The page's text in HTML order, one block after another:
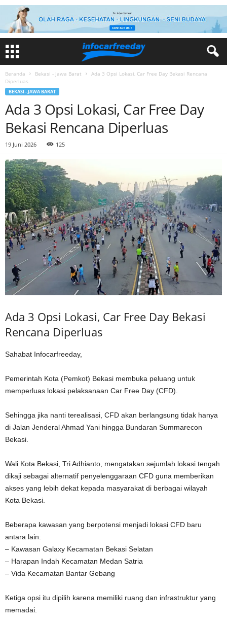
Beranda Bekasi - Jawa Barat
Ada 3 Opsi Lokasi, Car Free Day Bekasi Rencana
Diperluas
BEKASI - JAWA BARAT
Ada 3 Opsi Lokasi, Car Free Day
Bekasi Rencana Diperluas
19 Juni 2026 125
Ada 3 Opsi Lokasi, Car Free Day Bekasi
Rencana Diperluas
Sahabat Infocarfreeday,
Pemerintah Kota (Pemkot) Bekasi membuka peluang untuk
memperluas lokasi pelaksanaan Car Free Day (CFD).
Sehingga jika nanti terealisasi, CFD akan berlangsung tidak hanya
di Jalan Jenderal Ahmad Yani hingga Bundaran Summarecon
Bekasi.
Wali Kota Bekasi, Tri Adhianto, mengatakan sejumlah lokasi tengah
dikaji sebagai alternatif penyelenggaraan CFD guna memberikan
akses yang lebih dekat kepada masyarakat di berbagai wilayah
Kota Bekasi.
Beberapa kawasan yang berpotensi menjadi lokasi CFD baru
antara lain:
– Kawasan Galaxy Kecamatan Bekasi Selatan
– Harapan Indah Kecamatan Medan Satria
– Vida Kecamatan Bantar Gebang
Ketiga opsi itu dipilih karena memiliki ruang dan infrastruktur yang
memadai.